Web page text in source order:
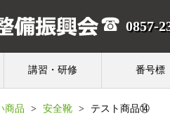
0857-
講習・研修 番号標
商品 > 安全靴 > テスト商品⑭